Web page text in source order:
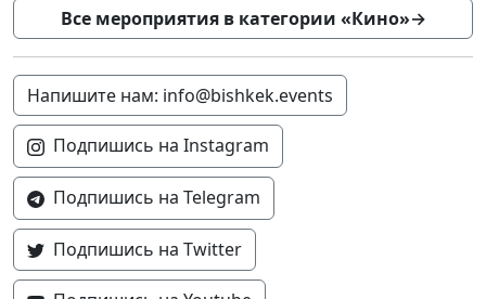
Все мероприятия в категории «Кино»→
Напишите нам: info@bishkek.events
Подпишись на Instagram
Подпишись на Telegram
Подпишись на Twitter